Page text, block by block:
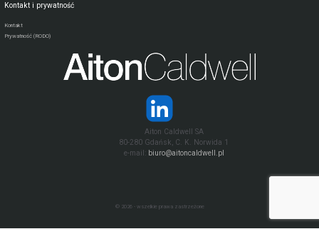
Kontakt i prywatność
Kontakt
Prywatność (RODO)
Aiton Caldwell SA
80-280 Gdańsk, C. K. Norwida 1
e-mail:
biuro@aitoncaldwell.pl
© 2026 - wszelkie prawa zastrzeżone